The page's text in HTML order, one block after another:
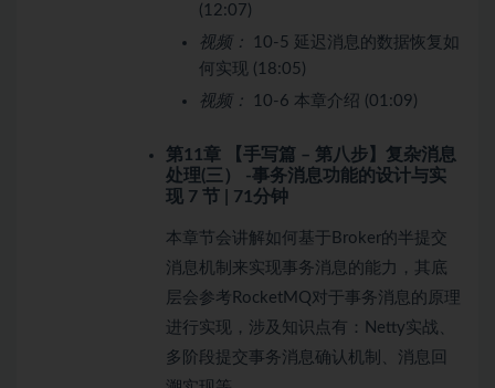
(12:07)
视频：
10-5 延迟消息的数据恢复如
何实现 (18:05)
视频：
10-6 本章介绍 (01:09)
第11章 【手写篇 – 第八步】复杂消息
处理(三） -事务消息功能的设计与实
现 7 节 | 71分钟
本章节会讲解如何基于Broker的半提交
消息机制来实现事务消息的能力，其底
层会参考RocketMQ对于事务消息的原理
进行实现，涉及知识点有：Netty实战、
多阶段提交事务消息确认机制、消息回